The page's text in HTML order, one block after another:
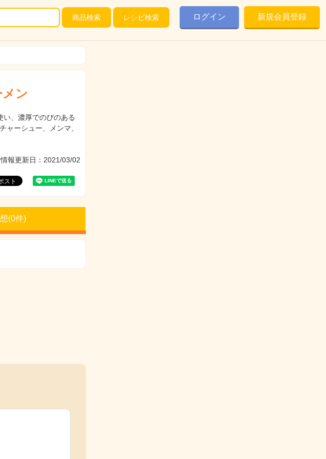
商品検索 レシピ検索 ログイン 新規会員登録
ン
、濃厚でのびのある
ャーシュー、メンマ、
報更新日：2021/03/02
(0件)